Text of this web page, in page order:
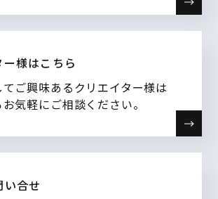
様はこちら
ご興味あるクリエイター様は
気軽にご相談ください。
い合せ